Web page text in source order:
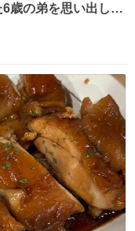
歳の弟を思い出しな